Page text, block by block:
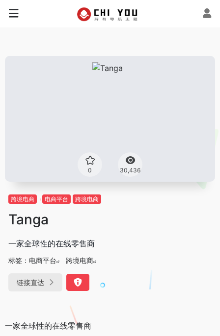
0 30,436
跨境电商 电商平台 跨境电商
Tanga
一家全球性的在线零售商
标签： 电商平台 跨境电商
链接直达
一家全球性的在线零售商